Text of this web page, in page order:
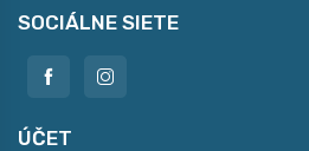
SOCIÁLNE SIETE
ÚČET